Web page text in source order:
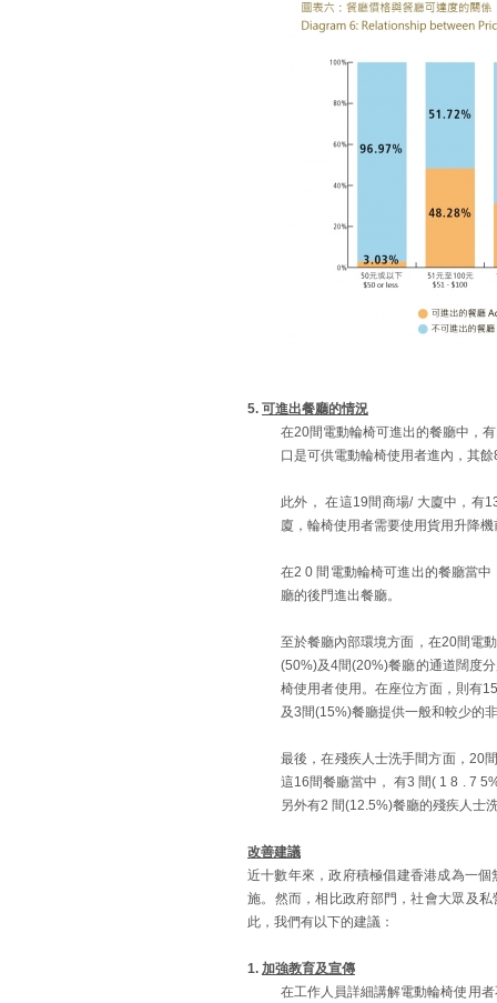
5. 可進出餐廳的情況
在20間電動輪椅可進出的餐廳中，
口是可供電動輪椅使用者進內，其
此外， 在這19間商場/ 大廈中，有
廈，輪椅使用者需要使用貨用升降
在2 0 間電動輪椅可進出的餐廳當
廳的後門進出餐廳。
至於餐廳內部環境方面，在20間電
(50%)及4間(20%)餐廳的通道闊度
椅使用者使用。在座位方面，則有
及3間(15%)餐廳提供一般和較少的
最後，在殘疾人士洗手間方面，20
這16間餐廳當中， 有3 間( 1 8 . 7
另外有2 間(12.5%)餐廳的殘疾人士
改善建議
近十數年來，政府積極倡建香港成為一
施。然而，相比政府部門，社會大眾及
此，我們有以下的建議：
1. 加強教育及宣傳
在工作人員詳細講解電動輪椅使用